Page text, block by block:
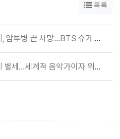
목록
투병 끝 사망…BTS 슈가 애도
계적 음악가이자 위대한 시민 잠들다